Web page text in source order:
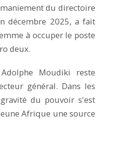
du directoire
décembre 2025, a fait
à occuper le poste
deux.
Moudiki reste
général. Dans les
du pouvoir s'est
Afrique une source